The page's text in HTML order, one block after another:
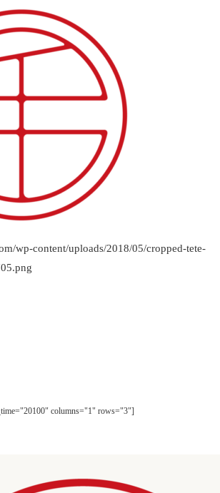
wp-content/uploads/2018/05/cropped-tete-
columns="1" rows="3"]